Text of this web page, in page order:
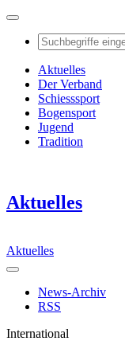
Aktuelles
Der Verband
Schiesssport
Bogensport
Jugend
Tradition
Aktuelles
Aktuelles
News-Archiv
RSS
International